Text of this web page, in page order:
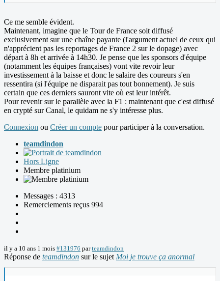
Ce me semble évident.
Maintenant, imagine que le Tour de France soit diffusé
exclusivement sur une chaîne payante (l'argument actuel de ceux qui
n'apprécient pas les reportages de France 2 sur le dopage) avec
départ à 8h et arrivée à 14h30. Je pense que les sponsors d'équipe
(notamment les équipes françaises) vont vite revoir leur
investissement à la baisse et donc le salaire des coureurs s'en
ressentira (si l'équipe ne disparait pas tout bonnement). Je suis
certain que ces derniers sauront vite où est leur intérêt.
Pour revenir sur le parallèle avec la F1 : maintenant que c'est diffusé
en crypté sur Canal, le quidam ne s'y intéresse plus.
Connexion ou Créer un compte pour participer à la conversation.
teamdindon
Hors Ligne
Membre platinium
Messages : 4313
Remerciements reçus 994
il y a 10 ans 1 mois #131976 parteamdindon
Réponse de teamdindon sur le sujet Moi je trouve ça anormal